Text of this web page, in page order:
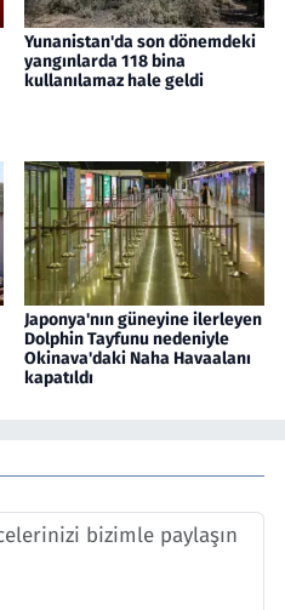
Yunanistan'da son dönemdeki
yangınlarda 118 bina
kullanılamaz hale geldi
Japonya'nın güneyine ilerleyen
Dolphin Tayfunu nedeniyle
Okinava'daki Naha Havaalanı
kapatıldı